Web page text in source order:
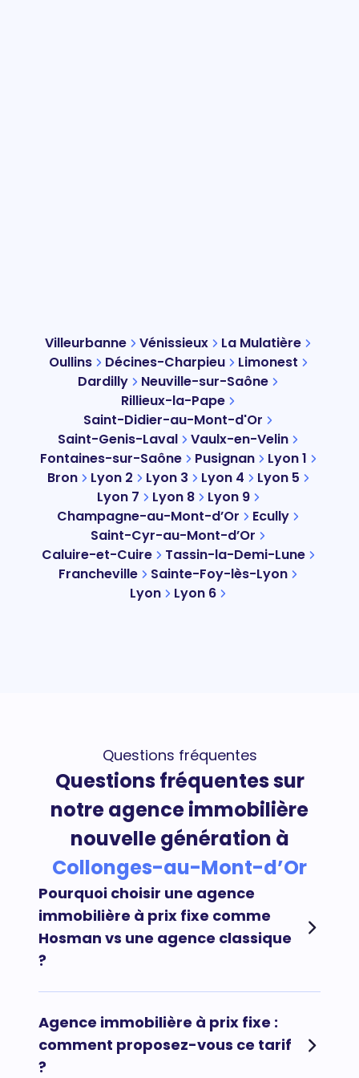
Villeurbanne Vénissieux
La Mulatière
Oullins
Décines-Charpieu
Limonest
Dardilly
Neuville-sur-Saône
Rillieux-la-Pape
Saint-Didier-au-Mont-d'Or
Saint-Genis-Laval
Vaulx-en-Velin
Fontaines-sur-Saône
Pusignan
Lyon 1
Bron
Lyon 2 Lyon 3 Lyon 4
Lyon 5
Lyon 7
Lyon 8
Lyon 9
Champagne-au-Mont-d’Or
Ecully
Saint-Cyr-au-Mont-d’Or
Caluire-et-Cuire
Tassin-la-Demi-Lune
Francheville
Sainte-Foy-lès-Lyon
Lyon
Lyon 6
Questions fréquentes
Questions fréquentes sur
notre agence immobilière
nouvelle génération à
Collonges-au-Mont-d’Or
Pourquoi choisir une agence
immobilière à prix fixe comme
Hosman vs une agence classique
?
Afin de maximiser vos chances de vendre votre
bien immobilier rapidement au meilleur prix et au
meilleur acheteur, il est préconisé de faire appel à
une agence immobilière en ligne comme
Agence immobilière à prix fixe :
comment proposez-vous ce tarif
?